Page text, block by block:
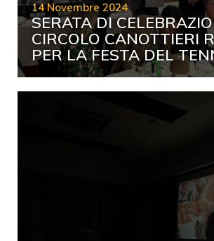
14 Novembre 2024
SERATA DI
CIRCOLO CANOTTIERI
PER LA FESTA DEL